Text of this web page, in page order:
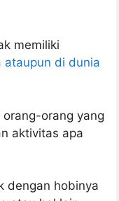
memiliki
ataupun di dunia
orang yang
aktivitas apa
dengan hobinya